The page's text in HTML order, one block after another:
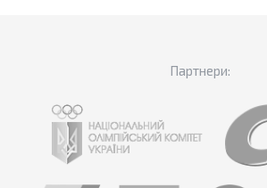
Партнери: